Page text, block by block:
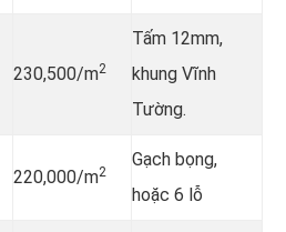
230,500/m2
Tấm 12mm,
khung Vĩnh
Tường.
220,000/m2
Gạch bọng,
hoặc 6 lỗ